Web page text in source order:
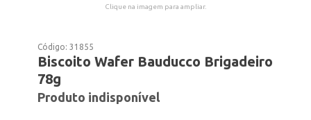
Clique na imagem para ampliar.
Código:31855
Biscoito Wafer Bauducco Brigadeiro
78g
Produto indisponível